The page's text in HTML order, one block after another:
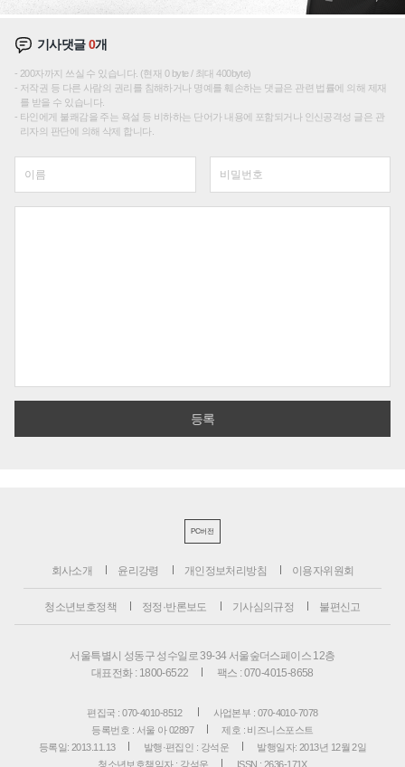
기사댓글0개
200자까지 쓰실 수 있습니다. (현재 0 byte / 최대 400byte)
저작권 등 다른 사람의 권리를 침해하거나 명예를 훼손하는 댓글은 관련 법률에 의해 제재
를 받을 수 있습니다.
타인에게 불쾌감을 주는 욕설 등 비하하는 단어가 내용에 포함되거나 인신공격성 글은 관
리자의 판단에 의해 삭제 합니다.
PC버전
회사소개 윤리강령 개인정보처리방침 이용자위원회
청소년보호정책 정정·반론보도 기사심의규정 불편신고
서울특별시 성동구 성수일로 39-34 서울숲더스페이스 12층
대표전화 : 1800-6522
팩스 : 070-4015-8658
편집국 : 070-4010-8512
사업본부 : 070-4010-7078
등록번호 : 서울 아 02897
제호 : 비즈니스포스트
등록일: 2013.11.13
발행·편집인 : 강석운
발행일자: 2013년 12월 2일
청소년보호책임자 : 강석운
ISSN : 2636-171X